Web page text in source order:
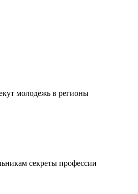
молодежь в регионы
секреты профессии